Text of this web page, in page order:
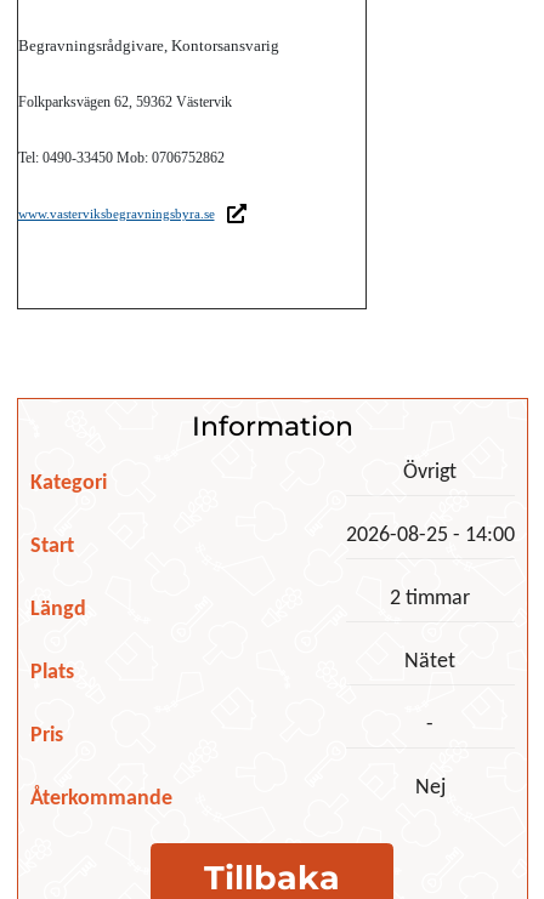
Begravningsrådgivare, Kontorsansvarig
Folkparksvägen 62, 59362 Västervik
Tel: 0490-33450 Mob: 0706752862
www.vasterviksbegravningsbyra.se
Länk till annan webbplats
Information
Kategori Övrigt
Start 2026-08-25 - 14:00
Längd 2 timmar
Plats Nätet
Pris -
Återkommande Nej
Tillbaka